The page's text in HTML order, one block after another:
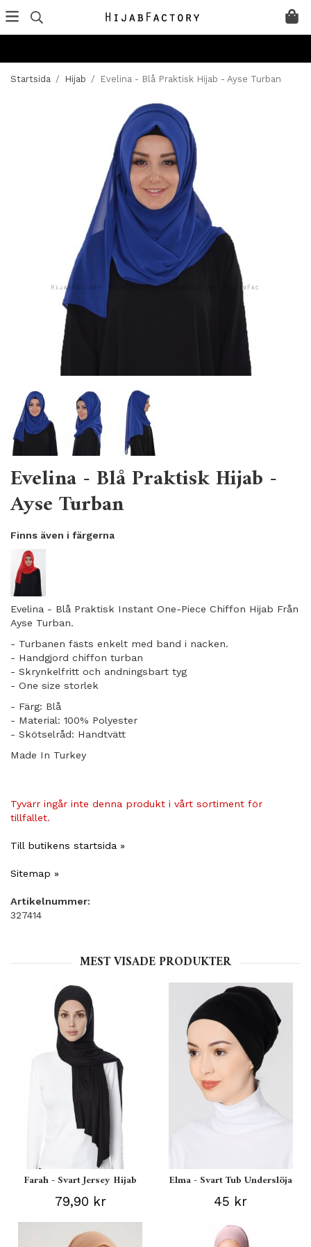
Startsida / Hijab / Evelina - Blå Praktisk Hijab - Ayse Turban
Evelina - Blå Praktisk Hijab -
Ayse Turban
Finns även i färgerna
Evelina - Blå Praktisk Instant One-Piece Chiffon Hijab Från
Ayse Turban.
- Turbanen fästs enkelt med band i nacken.
- Handgjord chiffon turban
- Skrynkelfritt och andningsbart tyg
- One size storlek
- Färg: Blå
- Material: 100% Polyester
- Skötselråd: Handtvätt
Made In Turkey
Tyvärr ingår inte denna produkt i vårt sortiment för
tillfället.
Till butikens startsida »
Sitemap »
Artikelnummer:
327414
MEST VISADE PRODUKTER
Farah - Svart Jersey Hijab
79,90 kr
Elma - Svart Tub Underslöja
45 kr